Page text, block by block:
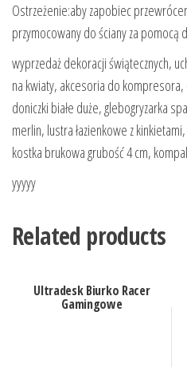
Ostrzeżenie:aby zapobiec
przymocowany do ściany za pomocą
wyprzedaż dekoracji świątecznych,
na kwiaty, akcesoria do
doniczki białe duże, glebogryzarka
merlin, lustra łazienkowe z
kostka brukowa grubość 4 cm,
yyyyy
Related products
Ultradesk Biurko Racer
Gamingowe